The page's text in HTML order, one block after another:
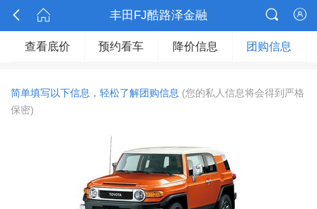
  丰田FJ酷路泽金融 

查看底价 预约看车 降价信息 团购信息
简单填写以下信息，轻松了解团购信息 (您的私人信息将会得到严格
保密)